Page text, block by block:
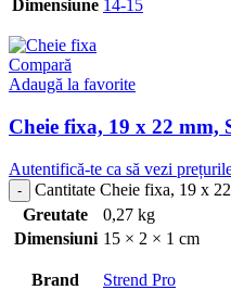
Dimensiune 14-15
Compară
Adaugă la favorite
Cheie fixa, 19 x 22 mm,
Autentifică-te ca să vezi
Cantitate Cheie fixa, 19 x
Greutate
0,27 kg
Dimensiuni 15 × 2 × 1 cm
Brand Strend Pro